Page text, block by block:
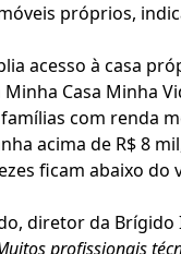
próprios,
acesso à casa
Casa Minha
com renda
acima de R$ 8
ficam abaixo do
diretor da
profissionais